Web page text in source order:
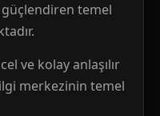
güçlendiren temel
ve kolay anlaşılır
merkezinin temel